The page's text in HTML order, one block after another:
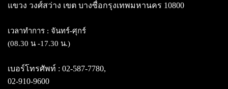
แขวง วงศ์สว่าง เขต บางซื่อกรุงเทพมหานคร 10800
เวลาทำการ : จันทร์-ศุกร์
(08.30 น -17.30 น.)
เบอร์โทรศัพท์ : 02-587-7780,
02-910-9600